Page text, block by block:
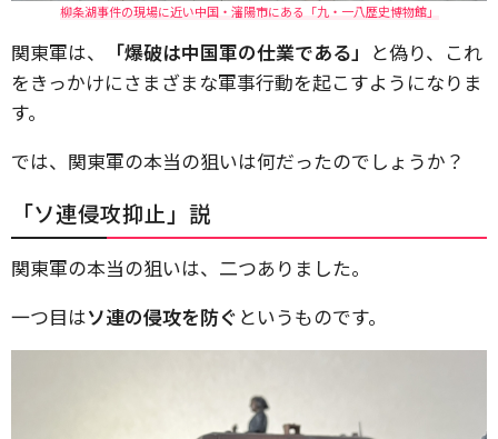
柳条湖事件の現場に近い中国・瀋陽市にある「九・一八歴史博物館」
関東軍は、 「爆破は中国軍の仕業である」 と偽り、これ
をきっかけにさまざまな軍事行動を起こすようになりま
す。
では、関東軍の本当の狙いは何だったのでしょうか？
「ソ連侵攻抑止」説
関東軍の本当の狙いは、二つありました。
一つ目はソ連の侵攻を防ぐ というものです。